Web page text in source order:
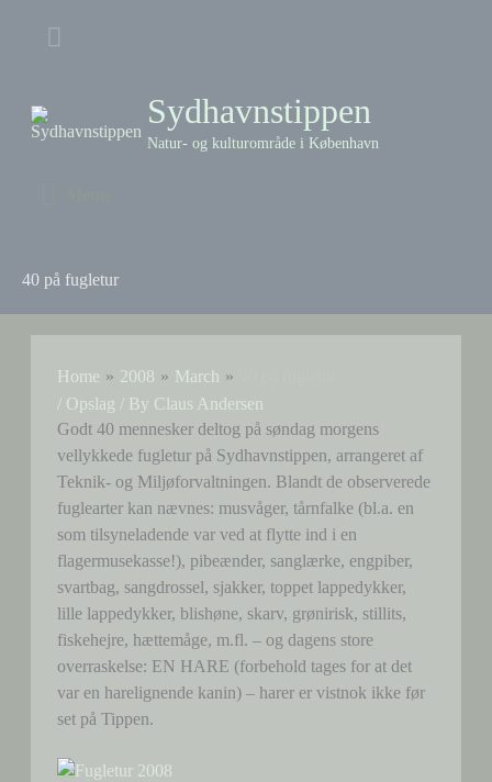
Above
Sydhavnstippen
Natur- og kulturområde i København
40 på fugletur
Home 2008 March
/ Opslag / By Claus Andersen
Godt 40 mennesker deltog på søndag morgens
vellykkede fugletur på Sydhavnstippen, arrangeret af
Teknik- og Miljøforvaltningen. Blandt de observerede
fuglearter kan nævnes: musvåger, tårnfalke (bl.a. en
som tilsyneladende var ved at flytte ind i en
flagermusekasse!), pibeænder, sanglærke, engpiber,
svartbag, sangdrossel, sjakker, toppet lappedykker,
lille lappedykker, blishøne, skarv, grønirisk, stillits,
fiskehejre, hættemåge, m.fl. – og dagens store
overraskelse: EN HARE (forbehold tages for at det
var en harelignende kanin) – harer er vistnok ikke før
set på Tippen.